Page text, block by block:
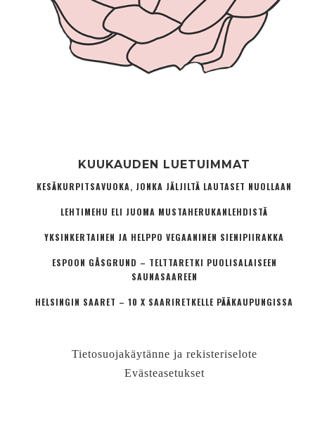
KUUKAUDEN LUETUIMMAT
KESÄKURPITSAVUOKA, JONKA JÄLJILTÄ LAUTASET NUOLLAAN
LEHTIMEHU ELI JUOMA MUSTAHERUKANLEHDISTÄ
YKSINKERTAINEN JA HELPPO VEGAANINEN SIENIPIIRAKKA
ESPOON GÅSGRUND – TELTTARETKI PUOLISALAISEEN
SAUNASAAREEN
HELSINGIN SAARET – 10 X SAARIRETKELLE PÄÄKAUPUNGISSA
Tietosuojakäytänne ja rekisteriselote
Evästeasetukset